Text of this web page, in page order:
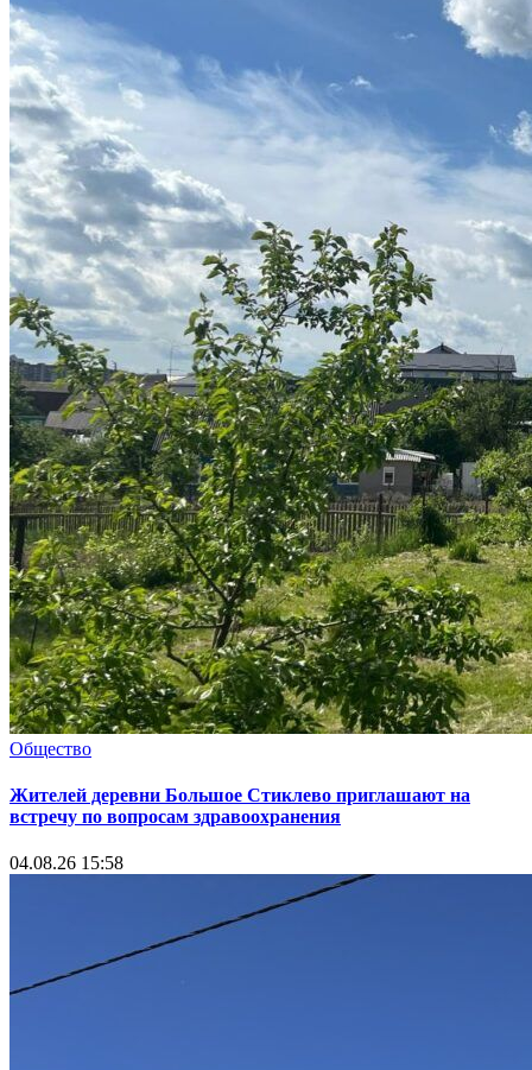
Общество
Жителей деревни Большое Стиклево приглашают на
встречу по вопросам здравоохранения
04.08.26 15:58